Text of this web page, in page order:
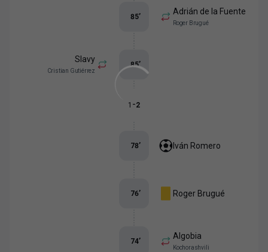
Adrián de la Fuente
Roger Brugué
85’
Slavy
Cristian Gutiérrez
85’
1 -2
Iván Romero
78’
Roger Brugué
76’
Algobia
Kochorashvili
74’